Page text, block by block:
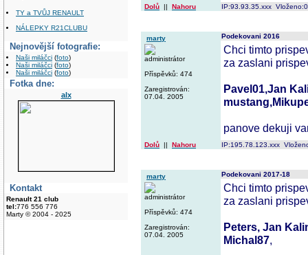
TY a TVŮJ RENAULT
NÁLEPKY R21CLUBU
Nejnovější fotografie:
Naši miláčci (foto)
Naši miláčci (foto)
Naši miláčci (foto)
Fotka dne:
alx
Kontakt
Renault 21 club
tel:776 556 776
Marty © 2004 - 2025
Dolů || Nahoru IP:93.93.35.xxx
marty
administrátor
Příspěvků: 474
Zaregistrován:
07.04. 2005
Podekovani 2016
Chci timto
za zaslani
Pavel01,Jan
panove dekuji
Dolů || Nahoru IP:195.78.123.xxx
marty
administrátor
Příspěvků: 474
Zaregistrován:
07.04. 2005
Podekovani 2017-18
Chci timto
za zaslani
Peters, Jan
Michal87,